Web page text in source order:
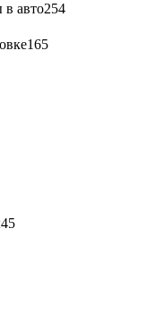
авто254
165
45